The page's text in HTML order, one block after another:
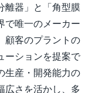
離器」と「角型膜
で唯一のメーカー
顧客のプラントの
ーションを提案で
生産・開発能力の
広さを活かし、多